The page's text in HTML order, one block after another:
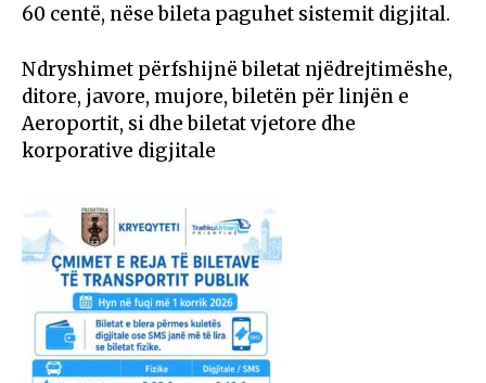
60 centë, nëse bileta paguhet sistemit digjital.
Ndryshimet përfshijnë biletat njëdrejtimëshe,
ditore, javore, mujore, biletën për linjën e
Aeroportit, si dhe biletat vjetore dhe
korporative digjitale